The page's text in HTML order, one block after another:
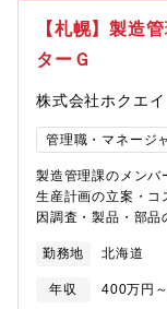
【札幌】製造
ターＧ
株式会社ホクエイ
管理職・マネージ
製造管理課のメンバ
生産計画の立案・コ
因調査・製品・部
の手配・納品前の
入力※主な製品：住
くり】・「思いに
勤務地 北海道
年収 400万円